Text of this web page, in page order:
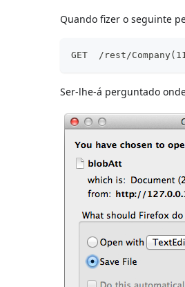
Quando fizer o seguinte
GET  /rest/
Ser-lhe-á perguntado